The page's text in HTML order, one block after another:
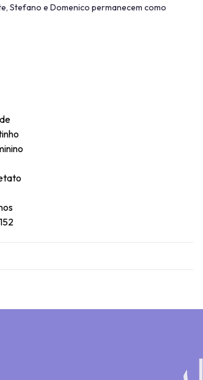
Stefano e Domenico permanecem como